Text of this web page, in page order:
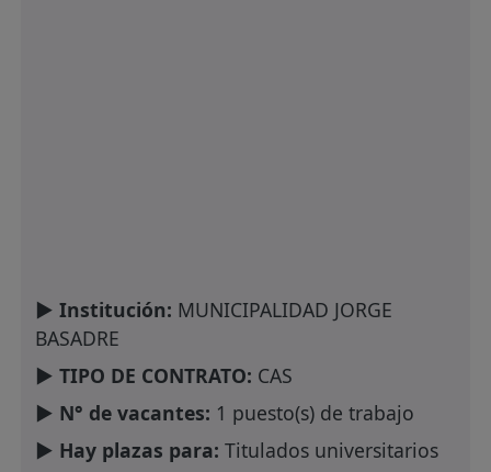
► Institución: MUNICIPALIDAD JORGE
BASADRE
► TIPO DE CONTRATO: CAS
► N° de vacantes: 1 puesto(s) de trabajo
► Hay plazas para: Titulados universitarios